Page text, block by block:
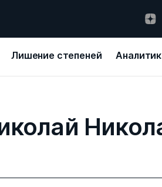
Лишение степеней